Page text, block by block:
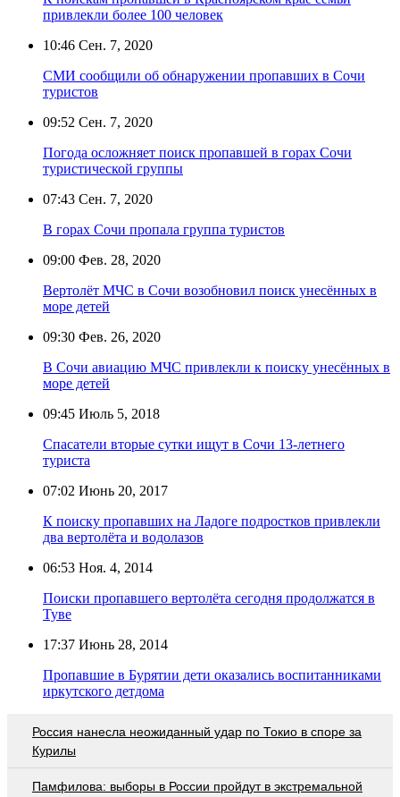
привлекли более 100 человек
10:46 Сен. 7, 2020
СМИ сообщили об обнаружении пропавших в Сочи
туристов
09:52 Сен. 7, 2020
Погода осложняет поиск пропавшей в горах Сочи
туристической группы
07:43 Сен. 7, 2020
В горах Сочи пропала группа туристов
09:00 Фев. 28, 2020
Вертолёт МЧС в Сочи возобновил поиск унесённых в
море детей
09:30 Фев. 26, 2020
В Сочи авиацию МЧС привлекли к поиску унесённых в
море детей
09:45 Июль 5, 2018
Спасатели вторые сутки ищут в Сочи 13-летнего
туриста
07:02 Июнь 20, 2017
К поиску пропавших на Ладоге подростков привлекли
два вертолёта и водолазов
06:53 Ноя. 4, 2014
Поиски пропавшего вертолёта сегодня продолжатся в
Туве
17:37 Июнь 28, 2014
Пропавшие в Бурятии дети оказались воспитанниками
иркутского детдома
Россия нанесла неожиданный удар по Токио в споре за
Курилы
Памфилова: выборы в России пройдут в экстремальной